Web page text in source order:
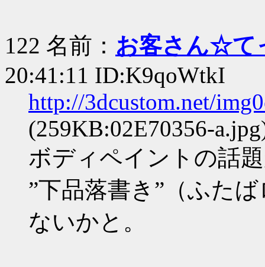
122 名前： お客さん☆て
20:41:11 ID:K9qoWtkI
http://3dcustom.net/
(259KB:02E70356-
ボディペイントの話
”下品落書き”（ふた
ないかと。